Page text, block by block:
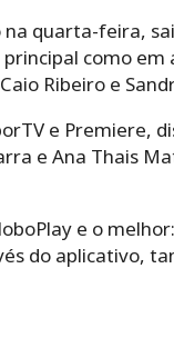
quarta-feira,
como em
Ribeiro e
e Premiere,
e Ana Thais
e o
do aplicativo,